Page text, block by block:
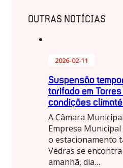
OUTRAS NOTÍCIAS
2026-02-11
Suspensão
tarifado em
condições
A Câmara
Empresa
o estacionamento
Vedras se
amanhã, dia…